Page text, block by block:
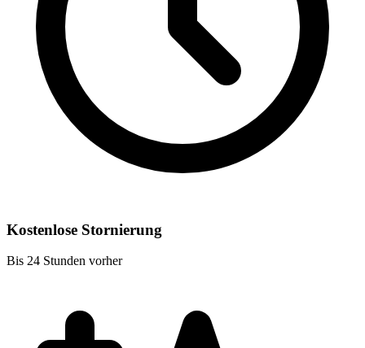
Kostenlose Stornierung
Bis 24 Stunden vorher